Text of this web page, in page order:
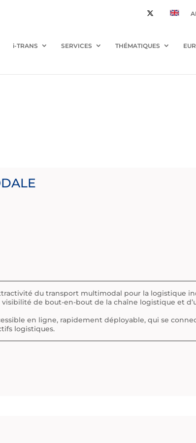
i-TRANS SERVICES THÉMATIQUES
du transport multimodal pour la logistique
de bout-en-bout de la chaîne logistique et
en ligne, rapidement déployable, qui se
logistiques.